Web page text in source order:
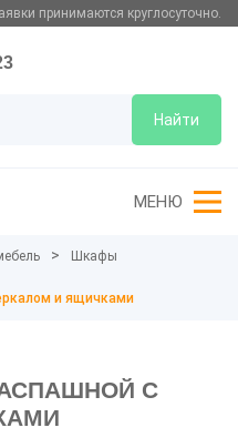
принимаются круглосуточно.
Найти
МЕНЮ
Шкафы
и ящичками
С